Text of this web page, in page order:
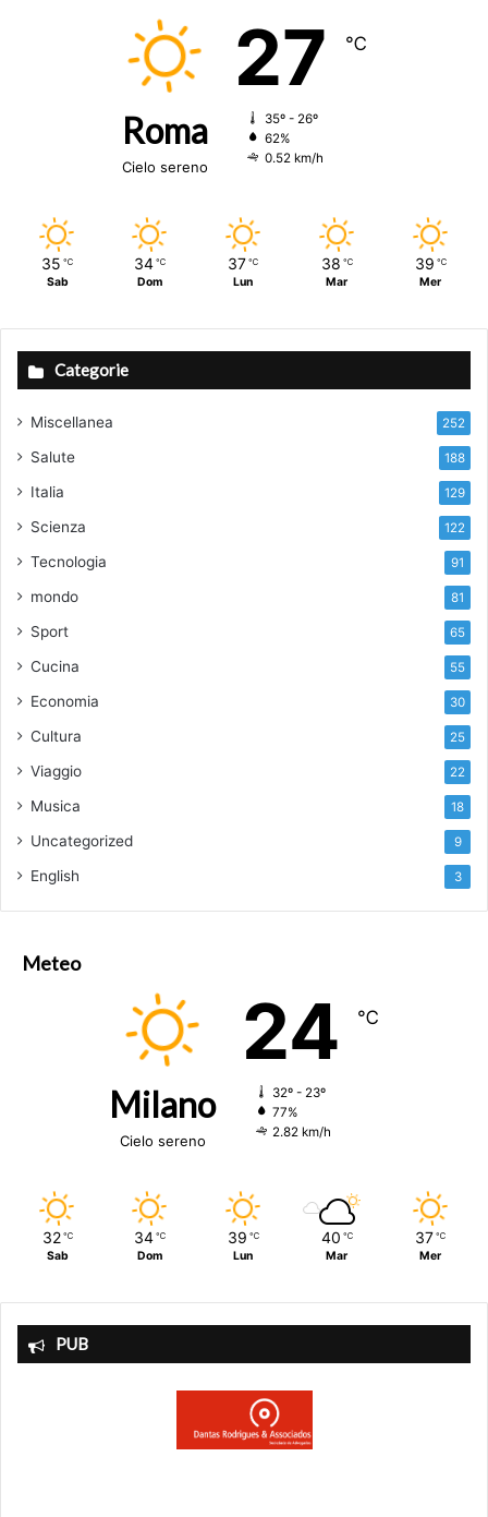
Roma
Cielo sereno
27 ℃
35º - 26º
62%
0.52 km/h
35 ℃
Sab
34 ℃
Dom
37 ℃
Lun
38 ℃
Mar
39 ℃
Mer
Categorie
Miscellanea 252
Salute 188
Italia 129
Scienza 122
Tecnologia 91
mondo 81
Sport 65
Cucina 55
Economia 30
Cultura 25
Viaggio 22
Musica 18
Uncategorized 9
English 3
Meteo
Milano
Cielo sereno
24 ℃
32º - 23º
77%
2.82 km/h
32 ℃
Sab
34 ℃
Dom
39 ℃
Lun
40 ℃
Mar
37 ℃
Mer
PUB